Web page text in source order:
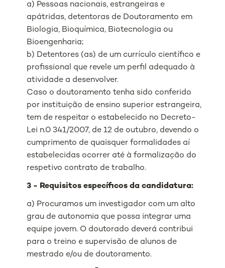
a) Pessoas nacionais, estrangeiras e
apátridas, detentoras de Doutoramento em
Biologia, Bioquímica, Biotecnologia ou
Bioengenharia;
b) Detentores (as) de um currículo científico e
profissional que revele um perfil adequado à
atividade a desenvolver.
Caso o doutoramento tenha sido conferido
por instituição de ensino superior estrangeira,
tem de respeitar o estabelecido no Decreto-
Lei n.0 341/2007, de 12 de outubro, devendo o
cumprimento de quaisquer formalidades aí
estabelecidas ocorrer até à formalização do
respetivo contrato de trabalho.
3 - Requisitos específicos da candidatura:
a) Procuramos um investigador com um alto
grau de autonomia que possa integrar uma
equipe jovem. O doutorado deverá contribui
para o treino e supervisão de alunos de
mestrado e/ou de doutoramento.